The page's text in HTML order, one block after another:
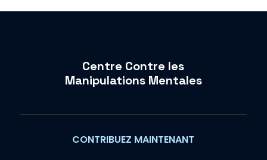
Centre Contre les
Manipulations Mentales
CONTRIBUEZ MAINTENANT